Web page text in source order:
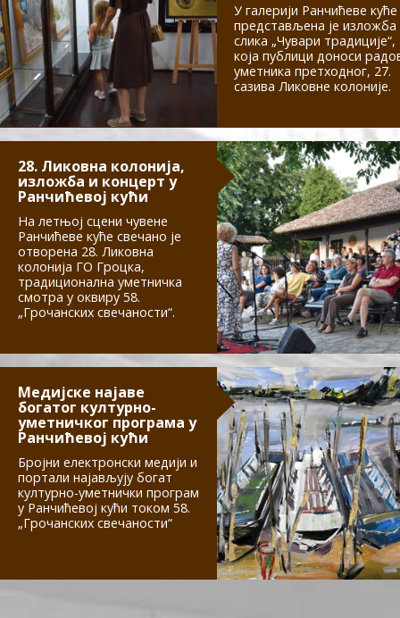
У галерији Ранчићеве куће
представљена је изложба
слика „Чувари традиције“,
која публици доноси
уметника претходног, 27.
сазива Ликовне колоније.
28. Ликовна колонија,
изложба и концерт у
Ранчићевој кући
На летњој сцени чувене
Ранчићеве куће свечано је
отворена 28. Ликовна
колонија ГО Гроцка,
традиционална уметничка
смотра у оквиру 58.
„Грочанских свечаности“.
Медијске најаве
богатог културно-
уметничког програма у
Ранчићевој кући
Бројни електронски медији и
портали најављују богат
културно-уметнички програм
у Ранчићевој кући током 58.
„Грочанских свечаности“